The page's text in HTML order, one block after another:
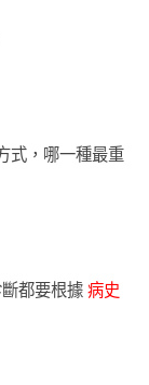
式，哪一種最重
都要根據 病史